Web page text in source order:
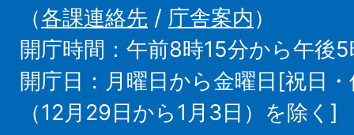
（各課連絡先 / 庁舎案内）
開庁時間：午前8時15分から午後5
開庁日：月曜日から金曜日[祝日
（12月29日から1月3日）を除く]